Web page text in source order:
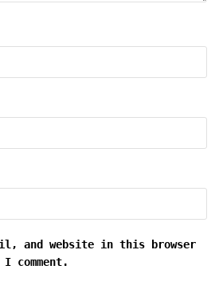
and website in this browser
comment.